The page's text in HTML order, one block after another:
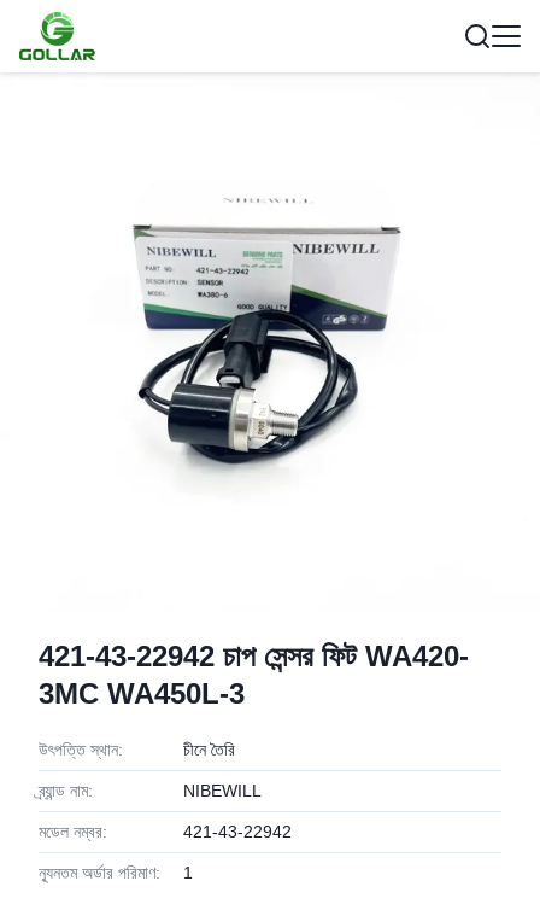
421-43-22942 চাপ সেন্সর ফিট WA420-
3MC WA450L-3
উৎপত্তি স্থান: চীনে তৈরি
ব্র্যান্ড নাম: NIBEWILL
মডেল নম্বর: 421-43-22942
ন্যূনতম অর্ডার পরিমাণ: 1